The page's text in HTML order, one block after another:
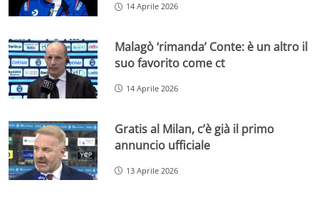
14 Aprile 2026
Malagò ‘rimanda’ Conte: è un altro il
suo favorito come ct
14 Aprile 2026
Gratis al Milan, c’è già il primo
annuncio ufficiale
13 Aprile 2026